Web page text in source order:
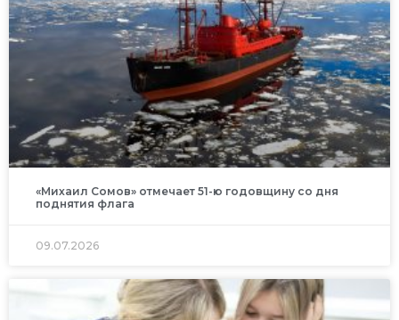
«Михаил Сомов» отмечает 51-ю годовщину со дня
поднятия флага
09.07.2026